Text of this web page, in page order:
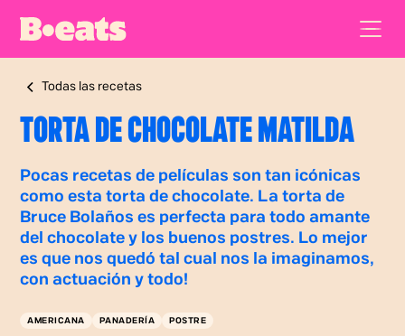
Todas las recetas
TORTA DE CHOCOLATE MATILDA
Pocas recetas de películas son tan icónicas
como esta torta de chocolate. La torta de
Bruce Bolaños es perfecta para todo amante
del chocolate y los buenos postres. Lo mejor
es que nos quedó tal cual nos la imaginamos,
con actuación y todo!
AMERICANA PANADERÍA POSTRE